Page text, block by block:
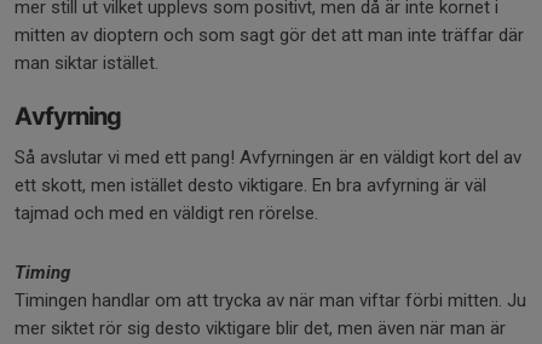
mer still ut vilket upplevs som positivt, men då är inte kornet i
mitten av dioptern och som sagt gör det att man inte träffar där
man siktar istället.
Avfyrning
Så avslutar vi med ett pang! Avfyrningen är en väldigt kort del av
ett skott, men istället desto viktigare. En bra avfyrning är väl
tajmad och med en väldigt ren rörelse.
Timing
Timingen handlar om att trycka av när man viftar förbi mitten. Ju
mer siktet rör sig desto viktigare blir det, men även när man är